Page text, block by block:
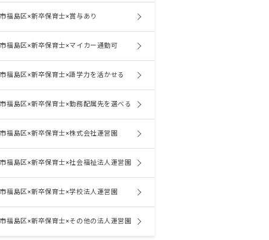
福島区×新卒保育士×賞与あり
福島区×新卒保育士×マイカー通勤可
福島区×新卒保育士×語学力を活かせる
福島区×新卒保育士×勤務配属先を選べる
福島区×新卒保育士×株式会社運営園
福島区×新卒保育士×社会福祉法人運営園
福島区×新卒保育士×学校法人運営園
福島区×新卒保育士×その他の法人運営園